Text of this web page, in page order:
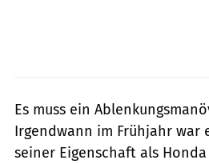
Es muss ein
Irgendwann im Frühjahr war
seiner Eigenschaft als